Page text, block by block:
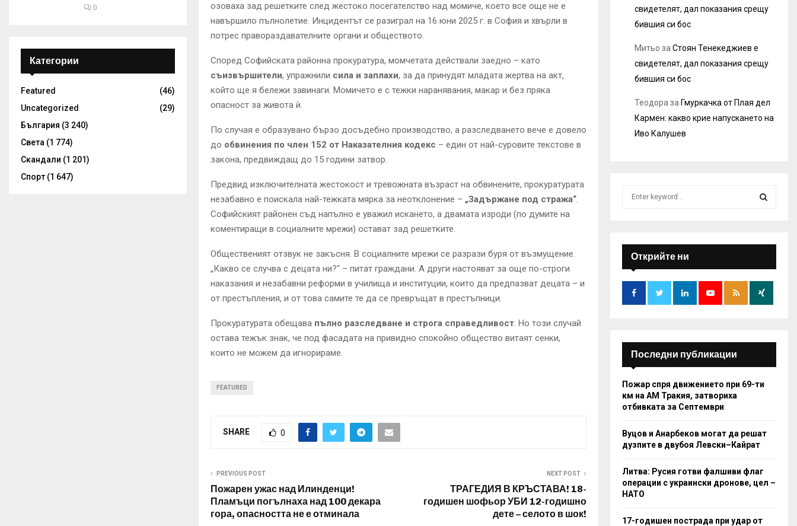
озоваха зад решетките след жестоко посегателство над момиче, което все още не е
навършило пълнолетие. Инцидентът се разиграл на 16 юни 2025 г. в София и хвърли в
потрес правораздавателните органи и обществото.
Според Софийската районна прокуратура, момчетата действали заедно – като
съизвършители, упражнили сила и заплахи, за да принудят младата жертва на акт,
който ще я бележи завинаги. Момичето е с тежки наранявания, макар и без пряка
опасност за живота ѝ.
По случая е образувано бързо досъдебно производство, а разследването вече е довело
до обвинения по член 152 от Наказателния кодекс – един от най-суровите текстове в
закона, предвиждащ до 15 години затвор.
Предвид изключителната жестокост и тревожната възраст на обвинените, прокуратурата
незабавно е поискала най-тежката мярка за неотклонение – „Задържане под стража“.
Софийският районен съд напълно е уважил искането, а двамата изроди (по думите на
коментиращи в социалните мрежи) остават зад решетките.
Общественият отзвук не закъсня. В социалните мрежи се разрази буря от възмущение.
„Какво се случва с децата ни?“ – питат граждани. А други настояват за още по-строги
наказания и незабавни реформи в училища и институции, които да предпазват децата – и
от престъпления, и от това самите те да се превръщат в престъпници.
Прокуратурата обещава пълно разследване и строга справедливост. Но този случай
остава тежък знак, че под фасадата на привидно спокойно общество витаят сенки,
които не можем да игнорираме.
FEATURED
SHARE 0
PREVIOUS POST
Пожарен ужас над Илинденци!
Пламъци погълнаха над 100 декара
гора, опасността не е отминала
NEXT POST
ТРАГЕДИЯ В КРЪСТАВА! 18-
годишен шофьор УБИ 12-годишно
дете – селото в шок!
0
Категории
Featured
(46)
Uncategorized
(29)
България (3 240)
Света (1 774)
Скандали (1 201)
Спорт (1 647)
свидетелят, дал показания срещу
бившия си бос
Митьо за Стоян Тенекеджиев е
свидетелят, дал показания срещу
бившия си бос
Теодора за Гмуркачка от Плая дел
Кармен: какво крие напускането на
Иво Калушев
:
E
A
R
Открийте ни
Последни публикации
Пожар спря движението при 69-ти
км на АМ Тракия, затвориха
отбивката за Септември
Вуцов и Анарбеков могат да решат
дузпите в двубоя Левски–Кайрат
Литва: Русия готви фалшиви флаг
операции с украински дронове, цел –
НАТО
17-годишен пострада при удар от